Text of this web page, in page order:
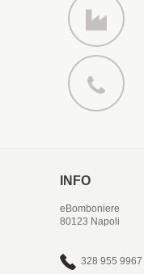
INFO
eBomboniere
80123 Napoli
328 955 9967